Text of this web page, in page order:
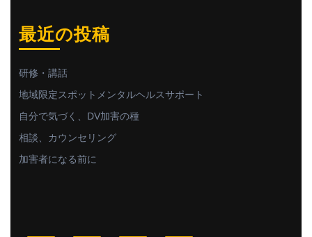
最近の投稿
研修・講話
地域限定スポットメンタルヘルスサポート
自分で気づく、DV加害の種
相談、カウンセリング
加害者になる前に